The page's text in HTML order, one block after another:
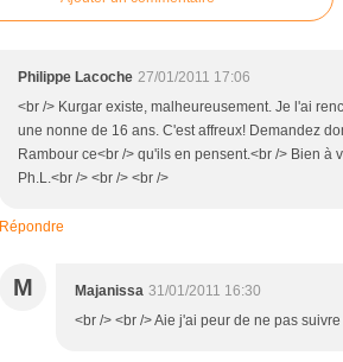
Philippe Lacoche 27/01/2011 17:06
<br /> Kurgar existe, malheureusement. Je l'ai
une nonne de 16 ans. C'est affreux! Demandez
Rambour ce<br /> qu'ils en pensent.<br /> Bien
Ph.L.<br /> <br /> <br />
Répondre
M Majanissa 31/01/2011 16:30
<br /> <br /> Aie j'ai peur de ne pas